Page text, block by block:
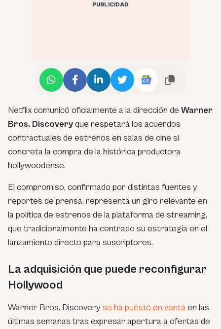
PUBLICIDAD
Netflix comunicó oficialmente a la dirección de Warner
Bros. Discoveryque respetará los acuerdos
contractuales de estrenos en salas de cine si
concreta la compra de la histórica productora
hollywoodense.
El compromiso, confirmado por distintas fuentes y
reportes de prensa, representa un giro relevante en
la política de estrenos de la plataforma de streaming,
que tradicionalmente ha centrado su estrategia en el
lanzamiento directo para suscriptores.
La adquisición que puede reconfigurar
Hollywood
Warner Bros. Discoveryse ha puesto en venta en las
últimas semanas tras expresar apertura a ofertas de